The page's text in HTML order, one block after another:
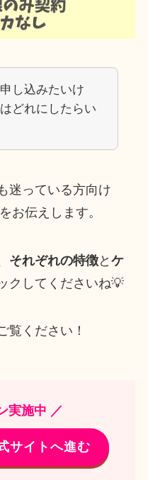
し込みたいけ
どれにしたらい
迷っている方向け
お伝えします。
それぞれの特徴と ケ
クしてくださいね💡
覧ください！
実施中 ／
サイトへ進む